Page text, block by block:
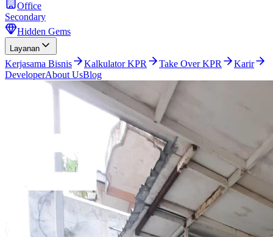
Office
Secondary
Hidden Gems
Layanan
Kerjasama Bisnis Kalkulator KPR Take Over KPR
Karir
DeveloperAbout UsBlog